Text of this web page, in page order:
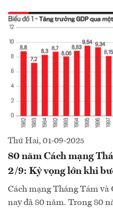
Thứ Hai, 01-09-2025
80 năm Cách mạng
2/9: Kỳ vọng lớn khi
Cách mạng Tháng Tám
nay đã 80 năm. Trong 80